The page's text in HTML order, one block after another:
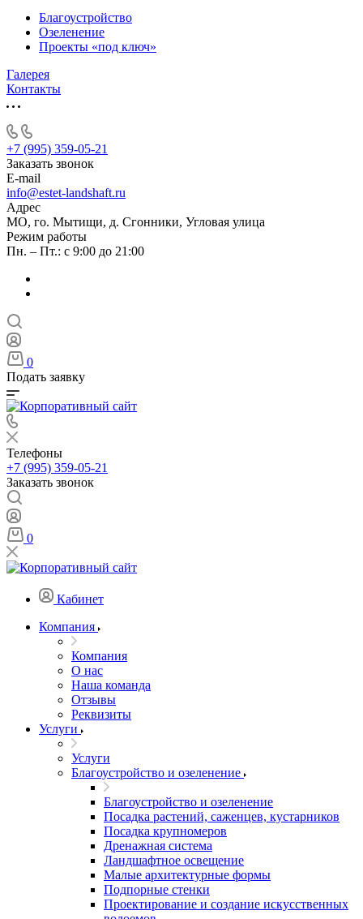
Благоустройство
Озеленение
Проекты «под ключ»
Галерея
Контакты
+7 (995) 359-05-21
Заказать звонок
E-mail
info@estet-landshaft.ru
Адрес
МО, го. Мытищи, д. Сгонники, Угловая улица
Режим работы
Пн. – Пт.: с 9:00 до 21:00
0
Подать заявку
Телефоны
+7 (995) 359-05-21
Заказать звонок
0
Кабинет
Компания
Компания
О нас
Наша команда
Отзывы
Реквизиты
Услуги
Услуги
Благоустройство и озеленение
Благоустройство и озеленение
Посадка растений, саженцев, кустарников
Посадка крупномеров
Дренажная система
Ландшафтное освещение
Малые архитектурные формы
Подпорные стенки
Проектирование и создание искусственных